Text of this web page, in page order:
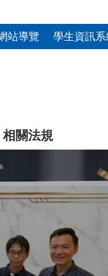
站導覽 學生資訊系
相關法規